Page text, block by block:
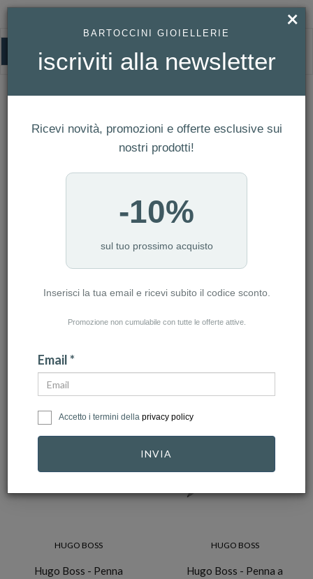
HUGO BOSS
CATEGORIA: CASA
CATEGORIA: CINTURINI
CATEGORIA: PENNE E PELLETTERIA
CATEGORIA: SERVIZI
CATEGORIA: ACCESSORI
AZZERA FILTRI
NUMERO ARTICOLI:27
HUGO BOSS
Hugo Boss - Penna
HUGO BOSS
Hugo Boss - Penna a
×
BARTOCCINI GIOIELLERIE
iscriviti alla newsletter
Ricevi novità, promozioni e offerte esclusive sui
nostri prodotti!
-10%
sul tuo prossimo acquisto
Inserisci la tua email e ricevi subito il codice sconto.
Promozione non cumulabile con tutte le offerte attive.
Email *
Accetto i termini della privacy policy
INVIA